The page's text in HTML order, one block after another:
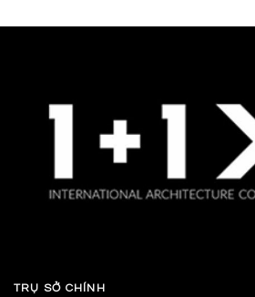
TRỤ SỞ CHÍNH